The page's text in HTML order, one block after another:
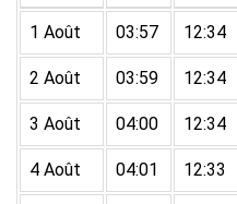
1 Août 03:57 12:34
2 Août 03:59 12:34
3 Août 04:00 12:34
4 Août 04:01 12:33